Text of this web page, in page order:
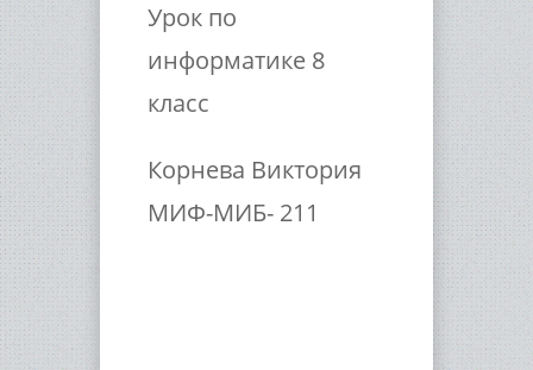
Урок по
информатике 8
класс
Корнева Виктория
МИФ-МИБ- 211